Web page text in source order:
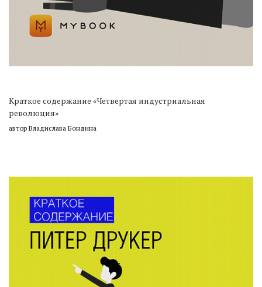
Краткое содержание «Четвертая индустриальная
революция»
автор Владислава Бондина